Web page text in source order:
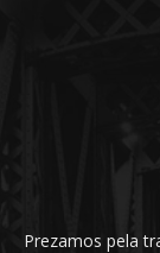
Prezamos pela